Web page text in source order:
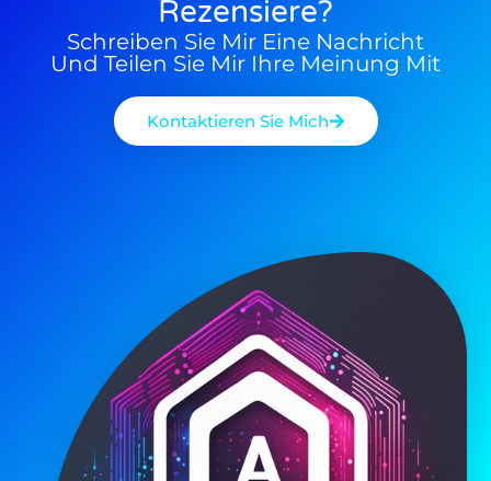
15/02/2026